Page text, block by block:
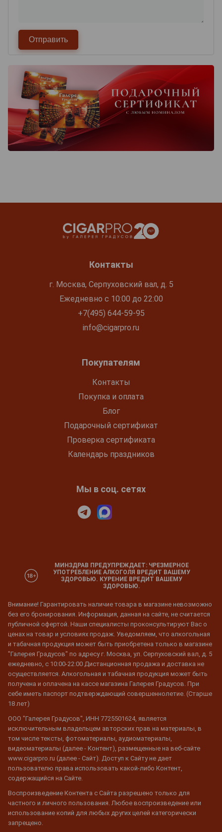
Контакты
г. Москва, Серпуховский вал, д. 5
Ежедневно с 10:00 до 22:00
+7(495) 644-59-95
info@cigarpro.ru
Покупателям
Контакты
Покупка и оплата
Блог
Подарочный сертификат
Проверка сертификата
Календарь праздников
Мы в соц. сетях
МИНЗДРАВ ПРЕДУПРЕЖДАЕТ: ЧРЕЗМЕРНОЕ
УПОТРЕБЛЕНИЕ АЛКОГОЛЯ ВРЕДИТ ВАШЕМУ
ЗДОРОВЬЮ. КУРЕНИЕ ВРЕДИТ ВАШЕМУ
ЗДОРОВЬЮ.
Внимание! Гарантировать наличие товара в магазине невозможно
без его бронирования. Информация, данная на сайте, не считается
публичной офертой. Наши специалисты проконсультируют Вас о
ценах на товар и условиях продаж. Уведомляем, что алкогольная
и табачная продукция может быть приобретена только в магазине
"Галерея Градусов" по адресу г. Москва, ул. Серпуховский вал, д. 5
ежедневно, с 10:00-22:00 Дистанционная продажа и доставка не
осуществляется. Алкогольная и табачная продукция может быть
получена и оплачена на кассе магазина Галерея Градусов. При
себе иметь паспорт подтверждающий совершеннолетие. (Старше
18 лет)
ООО "Галерея Градусов", ИНН 7725501624, является
исключительным владельцем авторских прав на материалы, в
том числе тексты, фотоматериалы, аудиоматериалы,
видеоматериалы (далее - Контент), размещенные на веб-сайте
www.cigarpro.ru (далее - Сайт). Доступ к Сайту не дает
пользователю права использовать какой-либо Контент,
содержащийся на Сайте.
Воспроизведение Контента с Сайта разрешено только для
частного и личного пользования. Любое воспроизведение или
использование копий для любых других целей категорически
запрещено.